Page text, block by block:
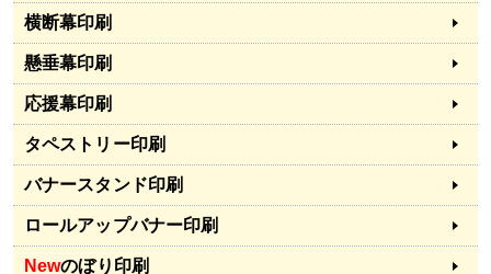
横断幕印刷
懸垂幕印刷
応援幕印刷
タペストリー印刷
バナースタンド印刷
ロールアップバナー印刷
Newのぼり印刷